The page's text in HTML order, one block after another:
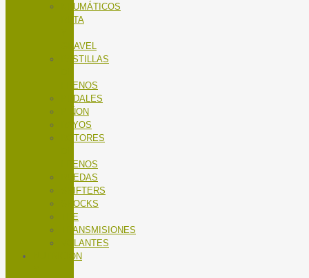
NEUMÁTICOS
RUTA
GRAVEL
PASTILLAS
FRENOS
PEDALES
PIÑON
RAYOS
ROTORES
FRENOS
RUEDAS
SHIFTERS
SHOCKS
TEE
TRANSMISIONES
VOLANTES
NUTRICIÓN